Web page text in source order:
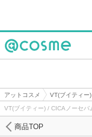
アットコスメ VT(ブイティー)
VT(ブイティー) / CICAノーセ
商品TOP